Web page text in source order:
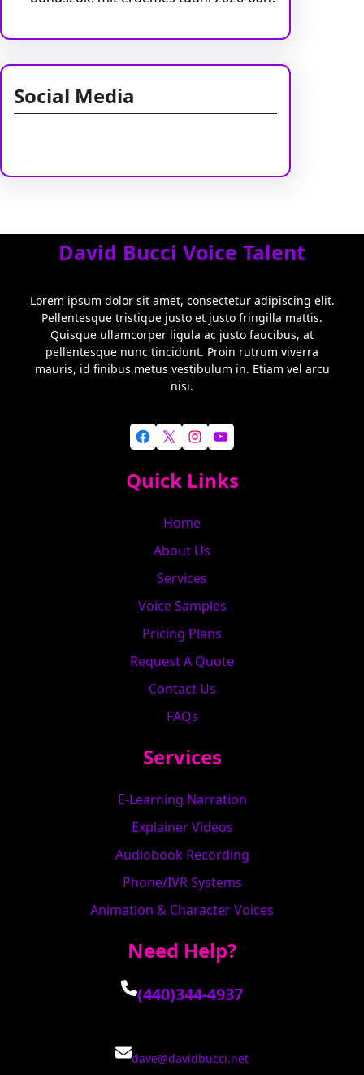
Social Media
David Bucci Voice Talent
Lorem ipsum dolor sit amet, consectetur adipiscing elit.
Pellentesque tristique justo et justo fringilla mattis.
Quisque ullamcorper ligula ac justo faucibus, at
pellentesque nunc tincidunt. Proin rutrum viverra
mauris, id finibus metus vestibulum in. Etiam vel arcu
nisi.
Facebook X Instagram YouTube
Quick Links
Home
About Us
Services
Voice Samples
Pricing Plans
Request A Quote
Contact Us
FAQs
Services
E-Learning Narration
Explainer Videos
Audiobook Recording
Phone/IVR Systems
Animation & Character Voices
Need Help?
(440)344-4937
dave@davidbucci.net